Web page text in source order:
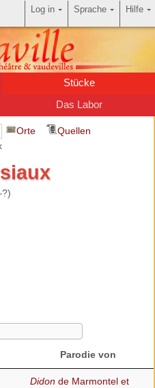
Stücke
Das Labor
Orte Quellen
Parodie von
Didonde Marmontel et
Hilfe
Sprache
Log in